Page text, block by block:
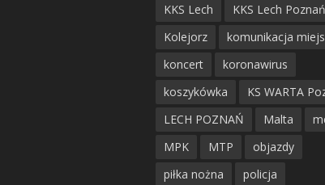
KKS Lech
KKS Lech Poznań
Kolejorz
komunikacja
koncert
koronawirus
koszykówka
KS WARTA
LECH POZNAŃ
Malta
MPK
MTP
objazdy
piłka nożna
policja